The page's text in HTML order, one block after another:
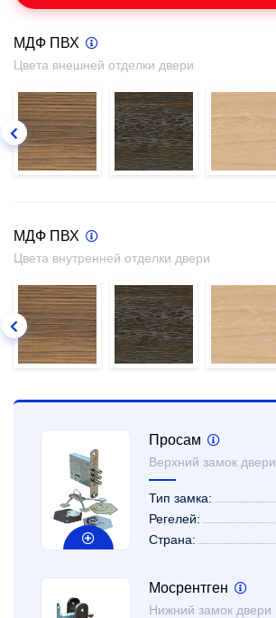
МДФ ПВХ
Цвета внешней отделки двери
МДФ ПВХ
Цвета внутренней отделки двери
Просам
Верхний замок двери
Тип замка:
Регелей:
Страна:
Мосрентген
Нижний замок двери